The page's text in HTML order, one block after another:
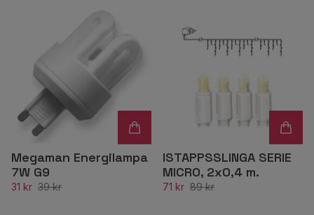
Megaman Energilampa
7W G9
31 kr 39 kr
ISTAPPSSLINGA SERIE
MICRO, 2x0,4 m.
71 kr 89 kr